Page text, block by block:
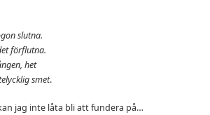
slutna.
förflutna.
het
smet.
jag inte låta bli att fundera på…